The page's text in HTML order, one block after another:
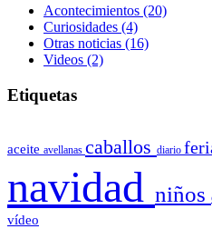
Acontecimientos (20)
Curiosidades (4)
Otras noticias (16)
Videos (2)
Etiquetas
aceite avellanas caballos diario
navidad niños
vídeo